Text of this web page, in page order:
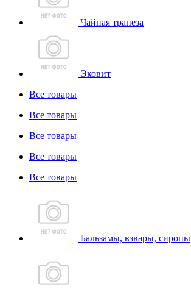
Чайная трапеза
Эковит
Все товары
Все товары
Все товары
Все товары
Все товары
Бальзамы, взвары, сиропы